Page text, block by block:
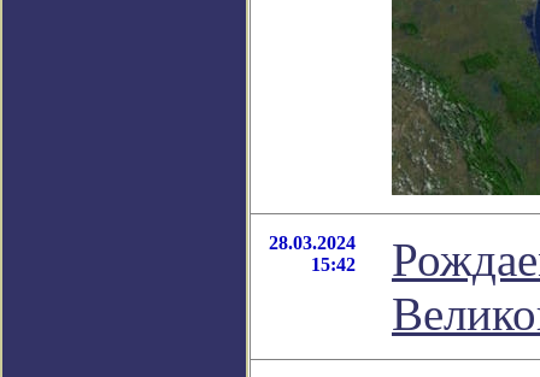
28.03.2024
15:42